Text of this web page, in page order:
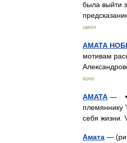
была выйти
имен
АМАТА
мотивам
кино
АМАТА — •
племяннику
себя жизни.
Амата —